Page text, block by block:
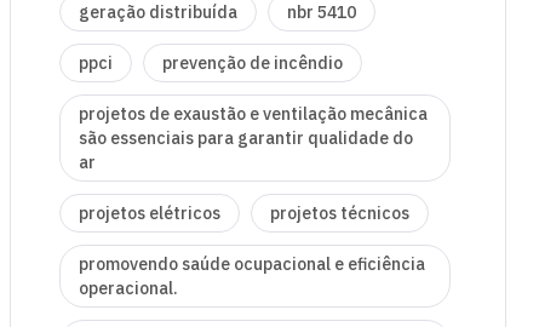
geração distribuída nbr 5410
ppci prevenção de incêndio
projetos de exaustão e ventilação mecânica
são essenciais para garantir qualidade do
ar
projetos elétricos projetos técnicos
promovendo saúde ocupacional e eficiência
operacional.